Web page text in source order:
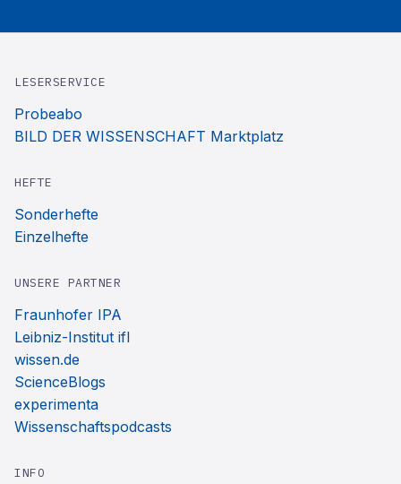
LESERSERVICE
Probeabo
BILD DER WISSENSCHAFT Marktplatz
HEFTE
Sonderhefte
Einzelhefte
UNSERE PARTNER
Fraunhofer IPA
Leibniz-Institut ifl
wissen.de
ScienceBlogs
experimenta
Wissenschaftspodcasts
INFO